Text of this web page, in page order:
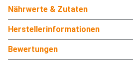
Nährwerte & Zutaten
Herstellerinformationen
Bewertungen